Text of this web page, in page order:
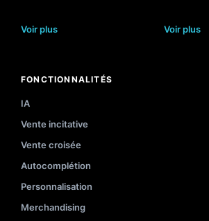
Voir plus Voir plus
FONCTIONNALITÉS
IA
Vente incitative
Vente croisée
Autocomplétion
Personnalisation
Merchandising